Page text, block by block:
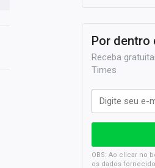
Por dentro
Receba
Times
OBS: Ao clicar no
os dados